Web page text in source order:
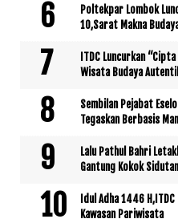
Poltekpar Lombok
10,Sarat Makna
ITDC Luncurkan
Wisata Budaya
Sembilan Pejabat
Tegaskan Berbasis
Lalu Pathul Bahri
Gantung Kokok Sidutan
Idul Adha 1446
Kawasan Pariwisata